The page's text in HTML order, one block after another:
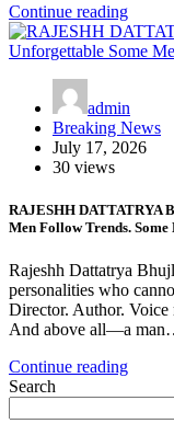
Continue reading
admin
Breaking News
July 17, 2026
30 views
RAJESHH DATTATRYA
Men Follow Trends.
Rajeshh Dattatrya
personalities who
Director. Author. Voice
And above all—a
Continue reading
Search